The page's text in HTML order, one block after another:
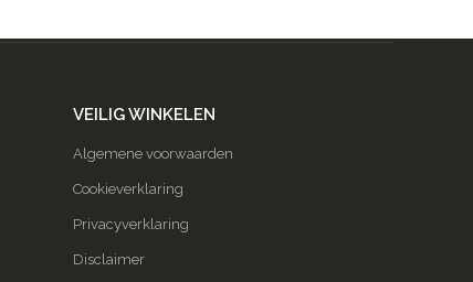
VEILIG WINKELEN
Algemene voorwaarden
Cookieverklaring
Privacyverklaring
Disclaimer